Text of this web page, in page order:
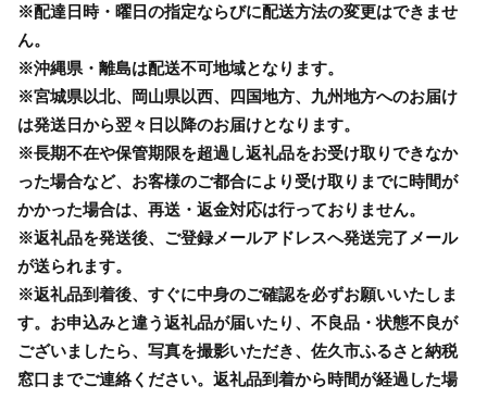
※配達日時・曜日の指定ならびに配送方法の変更はできませ
ん。
※沖縄県・離島は配送不可地域となります。
※宮城県以北、岡山県以西、四国地方、九州地方へのお届け
は発送日から翌々日以降のお届けとなります。
※長期不在や保管期限を超過し返礼品をお受け取りできなか
った場合など、お客様のご都合により受け取りまでに時間が
かかった場合は、再送・返金対応は行っておりません。
※返礼品を発送後、ご登録メールアドレスへ発送完了メール
が送られます。
※返礼品到着後、すぐに中身のご確認を必ずお願いいたしま
す。お申込みと違う返礼品が届いたり、不良品・状態不良が
ございましたら、写真を撮影いただき、佐久市ふるさと納税
窓口までご連絡ください。返礼品到着から時間が経過した場